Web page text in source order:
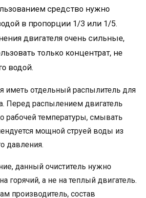
средство нужно
в пропорции 1/3 или 1/5.
двигателя очень сильные,
только концентрат, не
водой.
иметь отдельный распылитель для
Перед распылением двигатель
рабочей температуры, смывать
мощной струей воды из
давления.
данный очиститель нужно
горячий, а не на теплый двигатель.
производитель, состав